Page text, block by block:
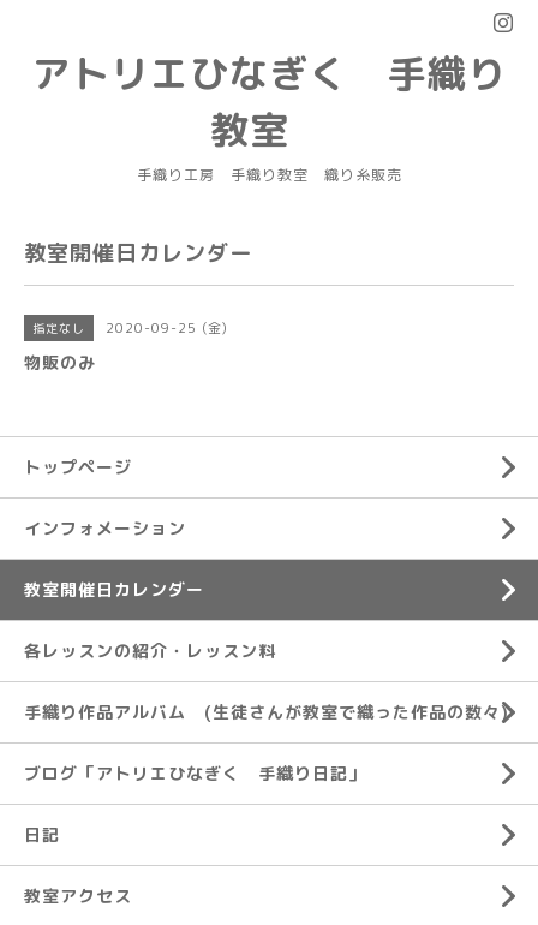
アトリエひなぎく 手織り
教室
手織り工房 手織り教室 織り糸販売
教室開催日カレンダー
指定なし 2020-09-25 (金)
物販のみ
トップページ
インフォメーション
教室開催日カレンダー
各レッスンの紹介・レッスン料
手織り作品アルバム (生徒さんが教室で織った作品の数々)
ブログ「アトリエひなぎく 手織り日記」
日記
教室アクセス